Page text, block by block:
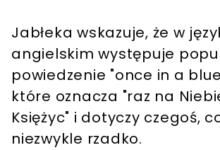
Jabłeka wskazuje, że w
angielskim występuje
powiedzenie "once in a
które oznacza "raz na
Księżyc" i dotyczy czegoś,
niezwykle rzadko.